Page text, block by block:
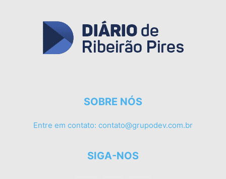
SOBRE NÓS
Entre em contato: contato@grupodev.com.br
SIGA-NOS